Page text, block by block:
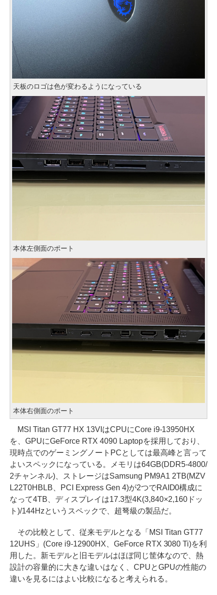
天板のロゴは色が変わるようになっている
本体左側面のポート
本体右側面のポート
MSI Titan GT77 HX 13VIはCPUにCore i9-13950HX
を、GPUにGeForce RTX 4090 Laptopを採用しており、
現時点でのゲーミングノートPCとしては最高峰と言って
よいスペックになっている。メモリは64GB(DDR5-4800/
2チャンネル)、ストレージはSamsung PM9A1 2TB(MZV
L22T0HBLB、PCI Express Gen 4)が2つでRAID0構成に
なって4TB、ディスプレイは17.3型4K(3,840×2,160ドッ
ト)/144Hzというスペックで、超弩級の製品だ。
その比較として、従来モデルとなる「MSI Titan GT77
12UHS」(Core i9-12900HX、GeForce RTX 3080 Ti)を利
用した。新モデルと旧モデルはほぼ同じ筐体なので、熱
設計の容量的に大きな違いはなく、CPUとGPUの性能の
違いを見るにはよい比較になると考えられる。